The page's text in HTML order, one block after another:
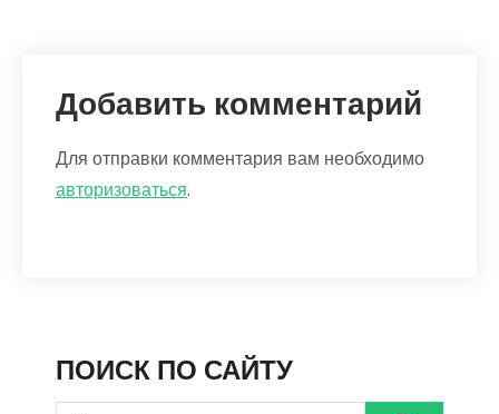
Добавить комментарий
Для отправки комментария вам необходимо
авторизоваться.
ПОИСК ПО САЙТУ